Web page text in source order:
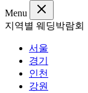
Menu
지역별 웨딩박람회
서울
경기
인천
강원